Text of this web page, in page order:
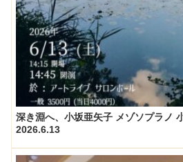
深き淵へ、小坂亜矢子 メゾソプラノ
2026.6.13